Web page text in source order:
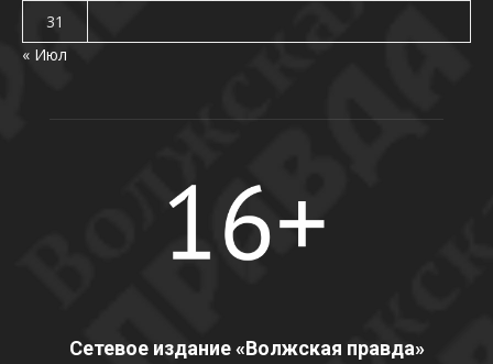
31
« Июл
Сетевое издание «Волжская правда»